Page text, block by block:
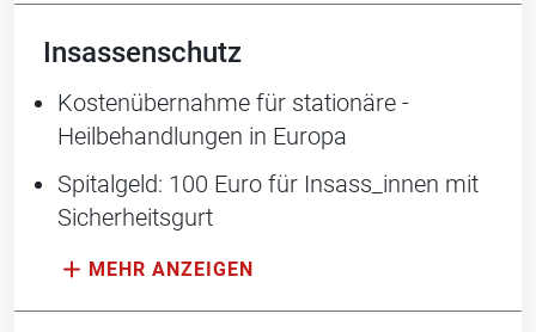
Insassenschutz
Kostenübernahme für stationäre ­
Heilbehandlungen in Europa
Spitalgeld: 100 Euro für Insass_innen mit
Sicherheitsgurt